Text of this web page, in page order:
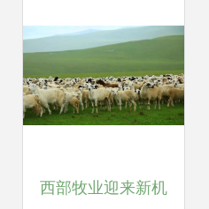
西部牧业迎来新机